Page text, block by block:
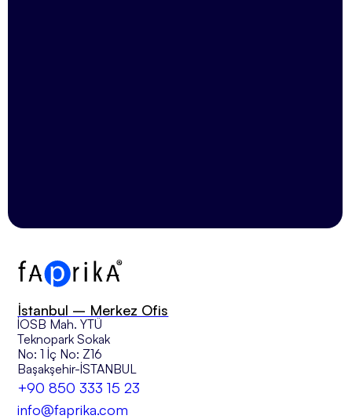
İstanbul – Merkez Ofis
İOSB Mah. YTÜ
Teknopark Sokak
No: 1 İç No: Z16
Başakşehir-İSTANBUL
+90 850 333 15 23
info@faprika.com